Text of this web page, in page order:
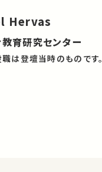
Hervas
育研究センター
は登壇当時のものです。